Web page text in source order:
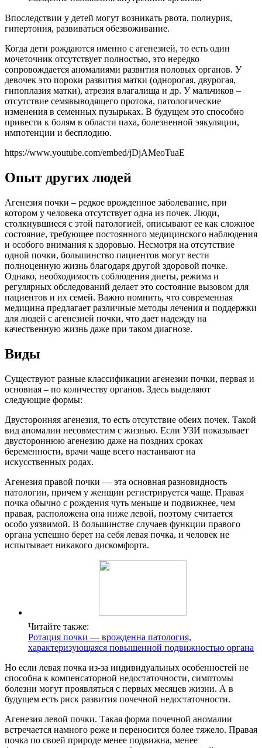
Впоследствии у детей могут возникать рвота, полиурия,
гипертония, развиваться обезвоживание.
Когда дети рождаются именно с агенезией, то есть один
мочеточник отсутствует полностью, это нередко
сопровождается аномалиями развития половых органов. У
девочек это пороки развития матки (однорогая, двурогая,
гипоплазия матки), атрезия влагалища и др. У мальчиков –
отсутствие семявыводящего протока, патологические
изменения в семенных пузырьках. В будущем это способно
привести к болям в области паха, болезненной эякуляции,
импотенции и бесплодию.
https://www.youtube.com/embed/jDjAMeoTuaE
Опыт других людей
Агенезия почки – редкое врожденное заболевание, при
котором у человека отсутствует одна из почек. Люди,
столкнувшиеся с этой патологией, описывают ее как сложное
состояние, требующее постоянного медицинского наблюдения
и особого внимания к здоровью. Несмотря на отсутствие
одной почки, большинство пациентов могут вести
полноценную жизнь благодаря другой здоровой почке.
Однако, необходимость соблюдения диеты, режима и
регулярных обследований делает это состояние вызовом для
пациентов и их семей. Важно помнить, что современная
медицина предлагает различные методы лечения и поддержки
для людей с агенезией почки, что дает надежду на
качественную жизнь даже при таком диагнозе.
Виды
Существуют разные классификации агенезии почки, первая и
основная – по количеству органов. Здесь выделяют
следующие формы:
Двусторонняя агенезия, то есть отсутствие обеих почек. Такой
вид аномалии несовместим с жизнью. Если УЗИ показывает
двустороннюю агенезию даже на поздних сроках
беременности, врачи чаще всего настаивают на
искусственных родах.
Агенезия правой почки — эта основная разновидность
патологии, причем у женщин регистрируется чаще. Правая
почка обычно с рождения чуть меньше и подвижнее, чем
правая, расположена она ниже левой, поэтому считается
особо уязвимой. В большинстве случаев функции правого
органа успешно берет на себя левая почка, и человек не
испытывает никакого дискомфорта.
Читайте также:
Ротация почки — врожденна патология,
характеризующаяся повышенной подвижностью органа
Но если левая почка из-за индивидуальных особенностей не
способна к компенсаторной недостаточности, симптомы
болезни могут проявляться с первых месяцев жизни. А в
будущем есть риск развития почечной недостаточности.
Агенезия левой почки. Такая форма почечной аномалии
встречается намного реже и переносится более тяжело. Правая
почка по своей природе менее подвижна, менее